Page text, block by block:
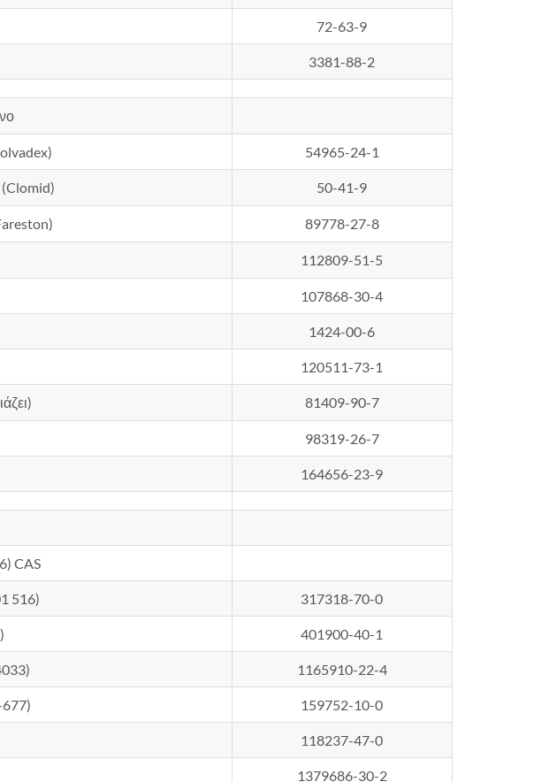
72-63-9
3381-88-2
54965-24-1
(Clomid) 50-41-9
89778-27-8
112809-51-5
107868-30-4
1424-00-6
120511-73-1
81409-90-7
98319-26-7
164656-23-9
CAS
516) 317318-70-0
401900-40-1
1165910-22-4
159752-10-0
118237-47-0
1379686-30-2